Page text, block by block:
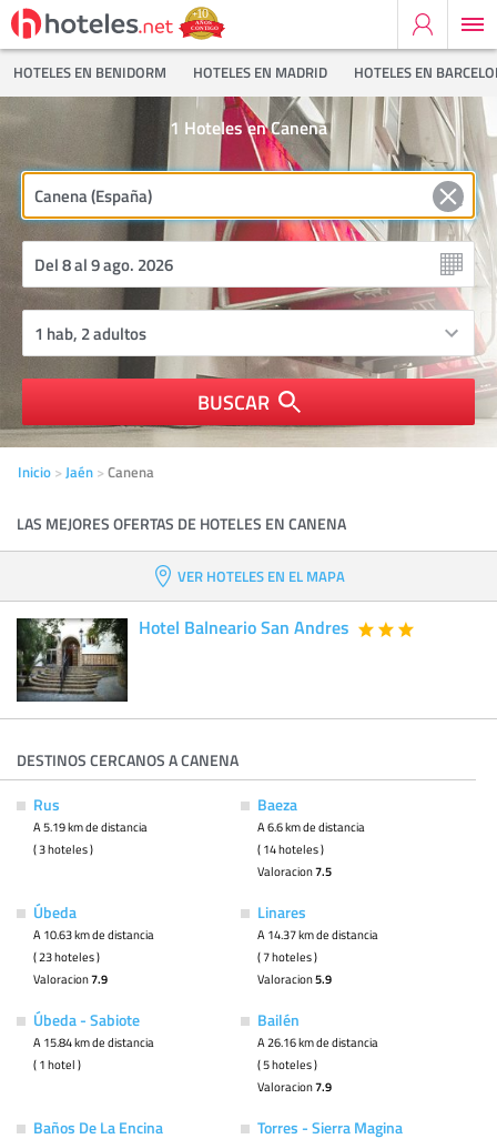
HOTELES EN BENIDORM HOTELES EN MADRID HOTELES EN
Hoteles en Canena
1
BUSCAR
Inicio Jaén Canena
LAS MEJORES OFERTAS DE HOTELES EN CANENA
VER HOTELES EN EL MAPA
Hotel Balneario San Andres
DESTINOS CERCANOS A CANENA
Rus
A 5.19 km de distancia
( 3 hoteles )
Baeza
A 6.6 km de distancia
( 14 hoteles )
Valoracion7.5
Úbeda
A 10.63 km de distancia
( 23 hoteles )
Valoracion7.9
Linares
A 14.37 km de distancia
( 7 hoteles )
Valoracion5.9
Úbeda - Sabiote
A 15.84 km de distancia
( 1 hotel )
Bailén
A 26.16 km de distancia
( 5 hoteles )
Valoracion7.9
Baños De La Encina Torres - Sierra Magina